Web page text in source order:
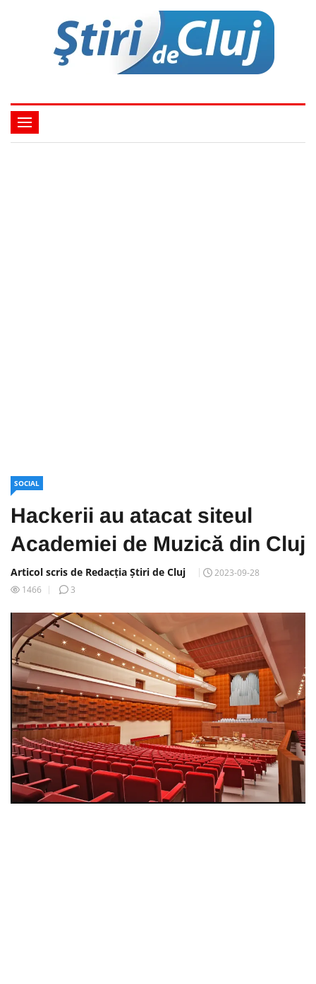
SOCIAL
Hackerii au atacat siteul
Academiei de Muzică din Cluj
Articol scris de Redacția Știri de Cluj
2023-09-28
1466
3